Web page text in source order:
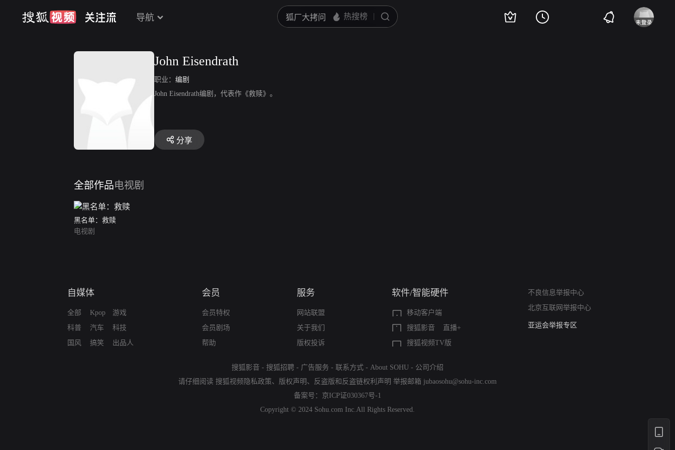
导航
John Eisendrath
职业： 编剧
John Eisendrath编剧，代表作《救赎》。
分享
全部作品电视剧
黑名单：救赎
电视剧
自媒体
全部
科普
国风
Kpop
汽车
搞笑
游戏
科技
出品人
会员
会员特权
会员剧场
帮助
服务
网站联盟
关于我们
版权投诉
软件/智能硬件
移动客户端
搜狐影音
直播+
搜狐视频TV版
不良信息举报中心
北京互联网举报中心
算法推荐专项举报
亚运会举报专区
搜狐影音 - 搜狐招聘 - 广告服务 - 联系方式 - About SOHU - 公司介绍
请仔细阅读 搜狐视频隐私政策、 版权声明 、 反盗版和反盗链权利声明 举报邮箱 jubaosohu@sohu-inc.com
备案号： 京ICP证030367号-1
Copyright © 2024 Sohu.com Inc.All Rights Reserved.